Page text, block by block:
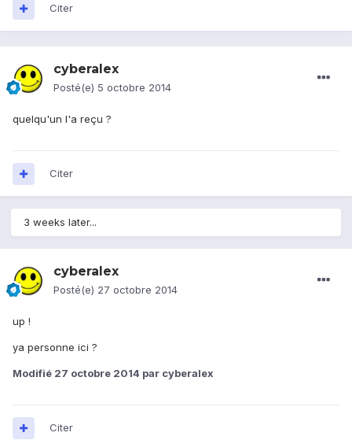
Citer
cyberalex
Posté(e) 5 octobre 2014
quelqu'un l'a reçu ?
Citer
3 weeks later...
cyberalex
Posté(e) 27 octobre 2014
up !
ya personne ici ?
Modifié 27 octobre 2014 par cyberalex
Citer